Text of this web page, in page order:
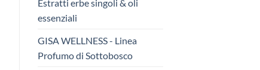
Estratti erbe singoli & oli
essenziali
GISA WELLNESS - Linea
Profumo di Sottobosco